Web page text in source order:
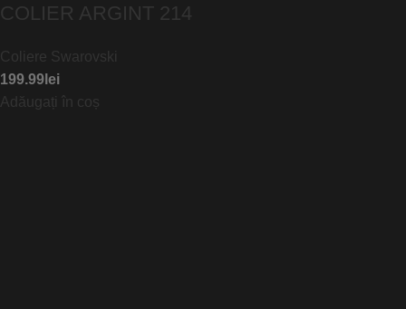
COLIER ARGINT 214
Coliere Swarovski
199.99 lei
Adăugați în coș